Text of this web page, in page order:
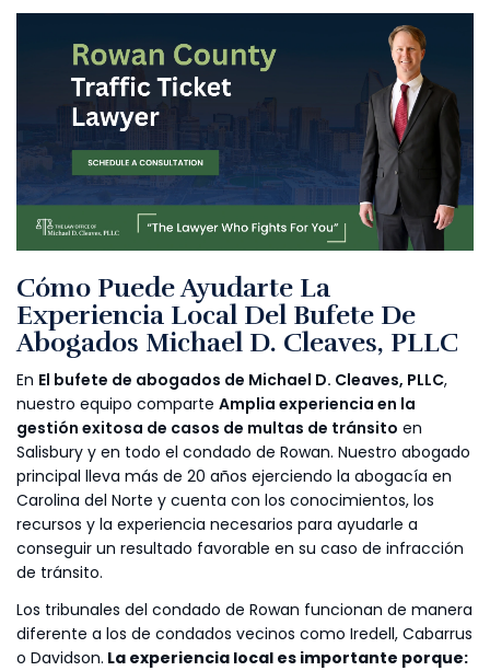
Cómo Puede Ayudarte La
Experiencia Local Del Bufete De
Abogados Michael D. Cleaves, PLLC
En El bufete de abogados de Michael D. Cleaves, PLLC,
nuestro equipo comparte Amplia experiencia en la
gestión exitosa de casos de multas de tránsito en
Salisbury y en todo el condado de Rowan. Nuestro abogado
principal lleva más de 20 años ejerciendo la abogacía en
Carolina del Norte y cuenta con los conocimientos, los
recursos y la experiencia necesarios para ayudarle a
conseguir un resultado favorable en su caso de infracción
de tránsito.
Los tribunales del condado de Rowan funcionan de manera
diferente a los de condados vecinos como Iredell, Cabarrus
o Davidson. La experiencia local es importante porque: